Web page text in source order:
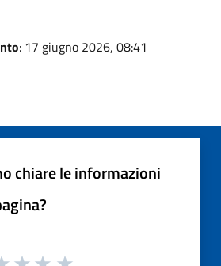
: 17 giugno 2026, 08:41
chiare le informazioni